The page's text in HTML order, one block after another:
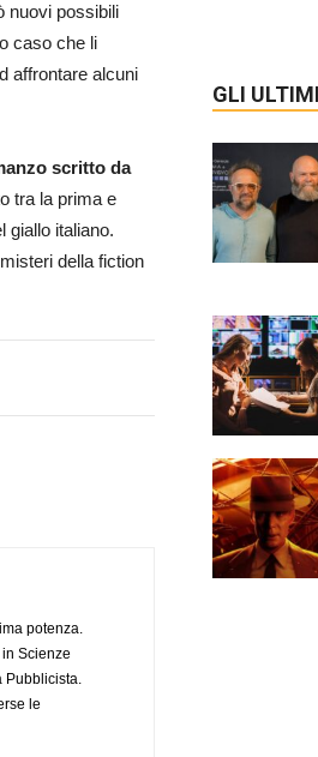
nuovi possibili
caso che li
affrontare alcuni
scritto da
tra la prima e
giallo italiano.
della fiction
potenza.
Scienze
Pubblicista.
le
GLI